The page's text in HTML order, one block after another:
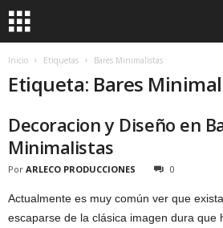
Inicio Etiquetas Bares Minimalistas
Etiqueta: Bares
Decoracion y Diseño en
Minimalistas
Por ARLECO PRODUCCIONES 0
Actualmente es muy común ver que
escaparse de la clásica imagen dura que